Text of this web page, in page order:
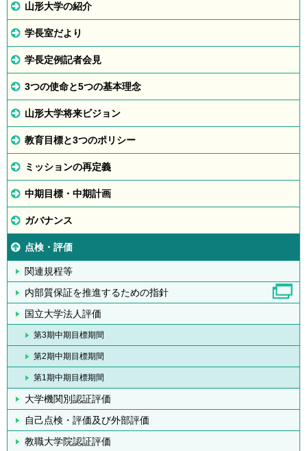
山形大学の紹介
学長室だより
学長定例記者会見
3つの使命と5つの基本理念
山形大学将来ビジョン
教育目標と3つのポリシー
ミッションの再定義
中期目標・中期計画
ガバナンス
点検・評価
関連規程等
内部質保証を推進するための指針
国立大学法人評価
第3期中期目標期間
第2期中期目標期間
第1期中期目標期間
大学機関別認証評価
自己点検・評価及び外部評価
教職大学院認証評価